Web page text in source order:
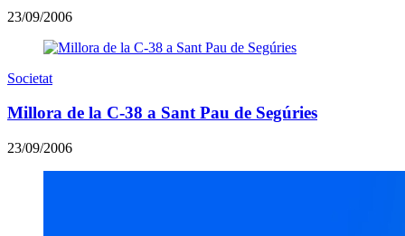
23/09/2006
Societat
Millora de la C-38 a Sant Pau de Segúries
23/09/2006